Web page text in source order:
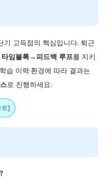
기 고득점의 핵심입니다. 퇴근
임블록→피드백 루프를 지키
습 이력·환경에 따라 결과는
로 진행하세요.
로]